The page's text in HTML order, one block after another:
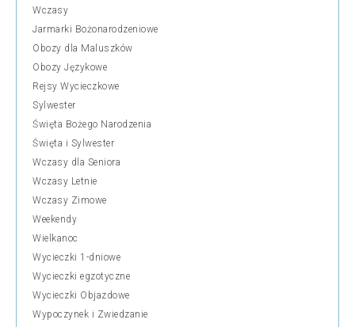
Wczasy
Jarmarki Bożonarodzeniowe
Obozy dla Maluszków
Obozy Językowe
Rejsy Wycieczkowe
Sylwester
Święta Bożego Narodzenia
Święta i Sylwester
Wczasy dla Seniora
Wczasy Letnie
Wczasy Zimowe
Weekendy
Wielkanoc
Wycieczki 1-dniowe
Wycieczki egzotyczne
Wycieczki Objazdowe
Wypoczynek i Zwiedzanie